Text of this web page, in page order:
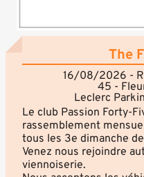
The
16/08/2026 -
45 -
Leclerc
Le club Passion Forty-
rassemblement
tous les 3e dimanche
Venez nous rejoindre
viennoiserie.